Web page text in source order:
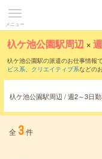
メニュー
杁ケ池公園駅周辺 ×
杁ケ池公園駅の派遣のお仕事情報で
ビス系、 クリエイティブ系などの
杁ケ池公園駅周辺 / 週2～3日
全 3件